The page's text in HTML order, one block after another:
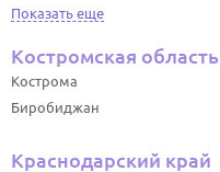
Показать еще
Костромская область
Кострома
Биробиджан
Краснодарский край